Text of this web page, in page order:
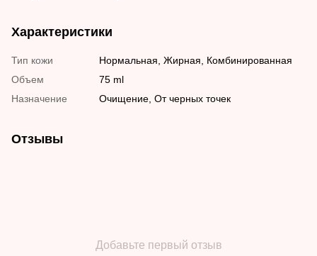
Характеристики
Тип кожи
Нормальная, Жирная, Комбинированная
Объем
75 ml
Назначение
Очищение, От черных точек
Отзывы
Добавьте первый отзыв